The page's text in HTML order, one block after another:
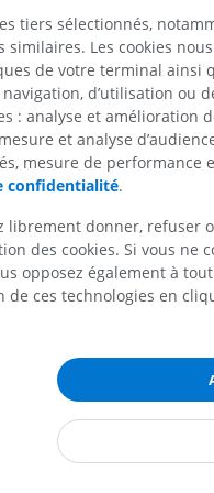
GRATUIT
Cheval -
TDM
PREMIUM
PREMIUM
Cheval -
tiers sélectionnés,
similaires. Les cookies
de votre terminal ainsi
d’utilisation ou
: analyse et amélioration
et analyse
mesure de performance
confidentialité.
librement donner, refuser
des cookies. Si vous ne
opposez également à
de ces technologies en